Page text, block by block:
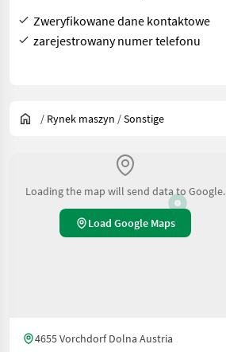
Zweryfikowane dane kontaktowe
zarejestrowany numer telefonu
/ Rynek maszyn /Sonstige
Loading the map will send data to Google.
Load Google Maps
4655 Vorchdorf Dolna Austria